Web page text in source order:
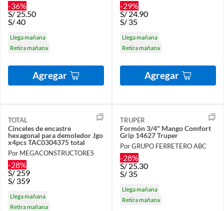
-36%
S/25.50
S/40
Llega mañana
Retira mañana
Agregar
-29%
S/24.90
S/ 35
Llega mañana
Retira mañana
Agregar
TOTAL
Cinceles de encastre
hexagonal para demoledor Jgo
x4pcs TAC0304375 total
Por MEGACONSTRUCTORES
-28%
S/259
S/ 359
Llega mañana
Retira mañana
TRUPER
Formón 3/4" Mango Comfort
Grip 14627 Truper
Por GRUPO FERRETERO ABC
-28%
S/25.30
S/ 35
Llega mañana
Retira mañana